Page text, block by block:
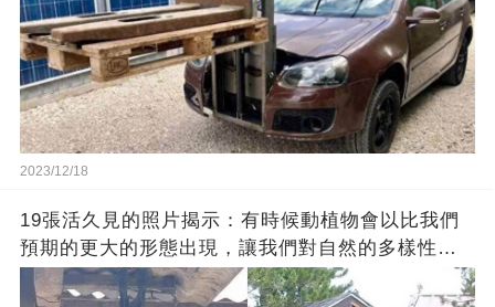
2023/12/18
19張活久見的照片揭示：有時候動植物會以比我們
預期的更大的形態出現，讓我們對自然的多樣性感
到驚嘆